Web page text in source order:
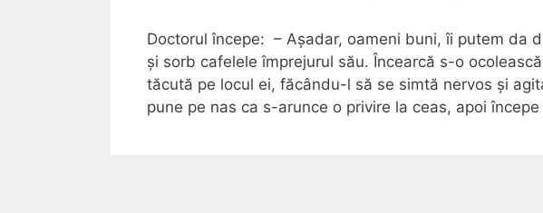
Doctorul începe: – Așadar, oameni buni, îi putem da
și sorb cafelele împrejurul său. Încearcă s-o
tăcută pe locul ei, făcându-l să se simtă nervos și
pune pe nas ca s-arunce o privire la ceas, apoi